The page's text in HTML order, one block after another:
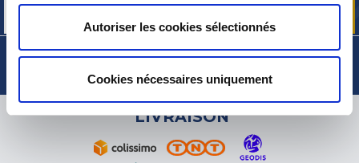
Autoriser les cookies sélectionnés
Cookies nécessaires uniquement
LIVRAISON